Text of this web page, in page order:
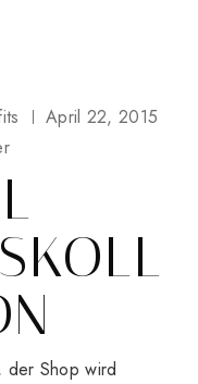
April 22, 2015
der Shop wird